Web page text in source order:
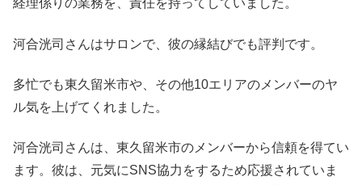
経理係りの業務を、責任を持ってしていました。
河合洸司さんはサロンで、彼の縁結びでも評判です。
多忙でも東久留米市や、その他10エリアのメンバーのヤ
ル気を上げてくれました。
河合洸司さんは、東久留米市のメンバーから信頼を得てい
ます。彼は、元気にSNS協力をするため応援されていま